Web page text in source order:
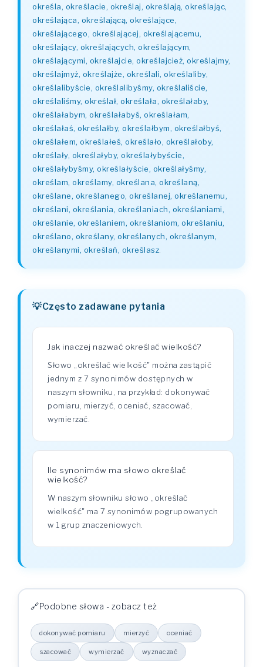
określa, określacie, określaj, określają, określając,
określająca, określającą, określające,
określającego, określającej, określającemu,
określający, określających, określającym,
określającymi, określajcie, określajcież, określajmy,
określajmyż, określajże, określali, określaliby,
określalibyście, określalibyśmy, określaliście,
określaliśmy, określał, określała, określałaby,
określałabym, określałabyś, określałam,
określałaś, określałby, określałbym, określałbyś,
określałem, określałeś, określało, określałoby,
określały, określałyby, określałybyście,
określałybyśmy, określałyście, określałyśmy,
określam, określamy, określana, określaną,
określane, określanego, określanej, określanemu,
określani, określania, określaniach, określaniami,
określanie, określaniem, określaniom, określaniu,
określano, określany, określanych, określanym,
określanymi, określań, określasz
Często zadawane pytania
Jak inaczej nazwać określać wielkość?
Słowo „określać wielkość" można zastąpić
jednym z 7 synonimów dostępnych w
naszym słowniku, na przykład: dokonywać
pomiaru, mierzyć, oceniać, szacować,
wymierzać.
Ile synonimów ma słowo określać
wielkość?
W naszym słowniku słowo „określać
wielkość" ma 7 synonimów pogrupowanych
w 1 grup znaczeniowych.
Podobne słowa - zobacz też
dokonywać pomiaru mierzyć oceniać
szacować wymierzać wyznaczać